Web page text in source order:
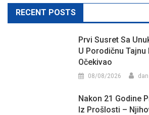
RECENT POSTS
Prvi Susret Sa
U Porodičnu Tajnu
Očekivao
08/08/2026 dan
Nakon 21 Godine
Iz Prošlosti –